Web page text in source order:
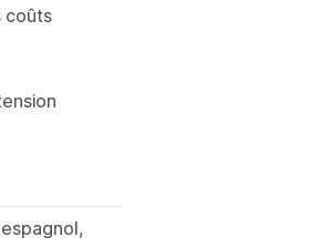
coûts